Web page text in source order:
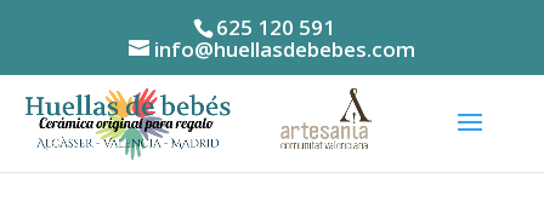
625 120 591
info@huellasdebebes.com